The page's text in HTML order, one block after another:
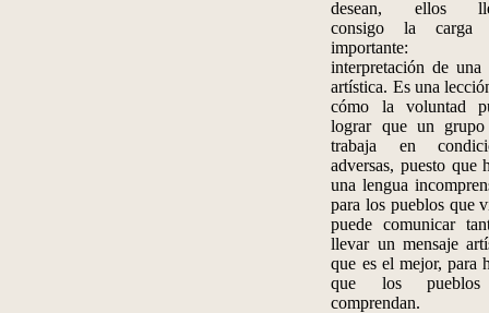
desean, ellos
consigo la carga
interpretación de una
artística. Es una
cómo la voluntad
lograr que un
trabaja en
adversas, puesto que
una lengua
para los pueblos que
puede comunicar
llevar un mensaje
que es el mejor, para
que los
comprendan.